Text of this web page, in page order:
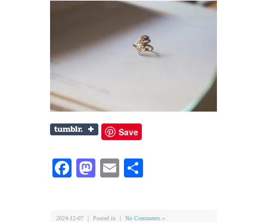
Save
Facebook
Mastodon
Email
2024-12-07 ｜ Posted in ｜ No Comments »